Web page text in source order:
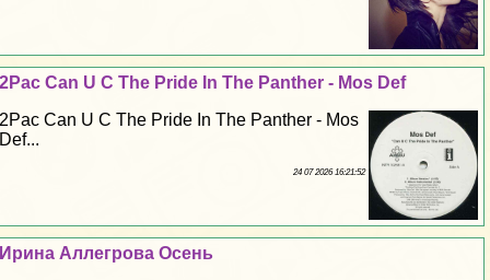
2Pac Can U C The Pride In The Panther - Mos Def
2Pac Can U C The Pride In The Panther - Mos
Def...
24 07 2026 16:21:52
Ирина Аллегрова Осень